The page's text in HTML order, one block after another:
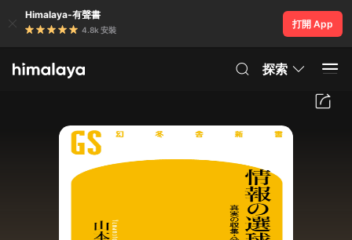
Himalaya-有聲書
4.8k 安裝
打開 App
探索